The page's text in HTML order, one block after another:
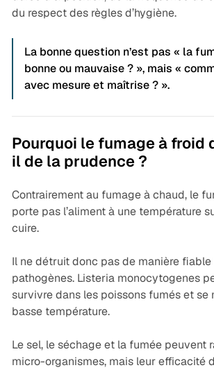
du respect des règles d’hygiène.
La bonne question n’est pas « la
bonne ou mauvaise ? », mais «
avec mesure et maîtrise ? ».
Pourquoi le fumage à froid
il de la prudence ?
Contrairement au fumage à chaud, le
porte pas l’aliment à une température
cuire.
Il ne détruit donc pas de manière
pathogènes. Listeria monocytogenes
survivre dans les poissons fumés et se
basse température.
Le sel, le séchage et la fumée peuvent
micro-organismes, mais leur efficacité